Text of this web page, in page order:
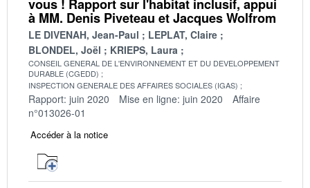
vous ! Rapport sur l'habitat inclusif, appui
à MM. Denis Piveteau et Jacques Wolfrom
LE DIVENAH, Jean-Paul
LEPLAT, Claire
BLONDEL, Joël
KRIEPS, Laura
CONSEIL GENERAL DE L'ENVIRONNEMENT ET DU DEVELOPPEMENT
DURABLE (CGEDD)
INSPECTION GENERALE DES AFFAIRES SOCIALES (IGAS)
Rapport: juin 2020 Mise en ligne: juin 2020
Affaire
n°013026-01
Accéder à la notice